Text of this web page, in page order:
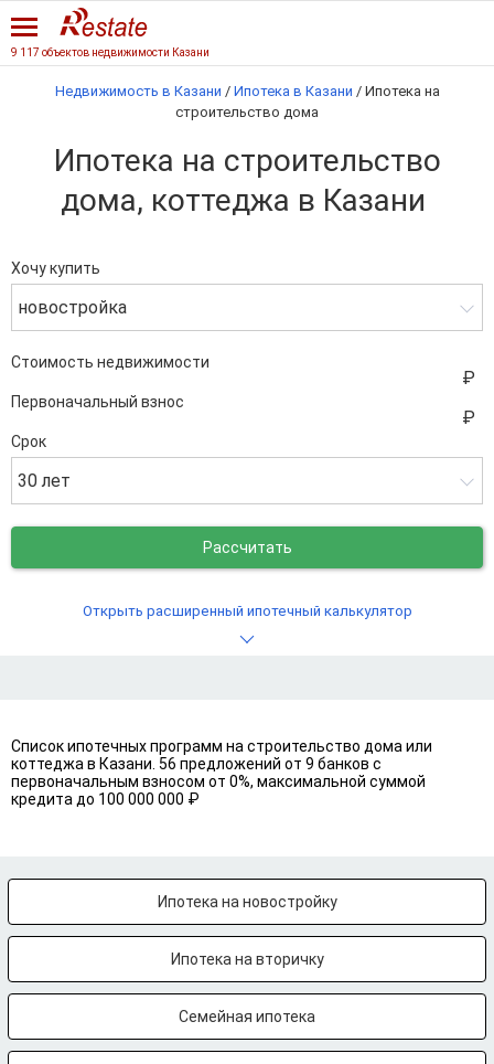
9 117 объектов недвижимости Казани
Недвижимость в Казани / Ипотека в Казани / Ипотека на
строительство дома
Ипотека на строительство
дома, коттеджа в Казани
Хочу купить
новостройка
Стоимость недвижимости
Первоначальный взнос
Срок
30 лет
Рассчитать
Открыть расширенный ипотечный калькулятор
Список ипотечных программ на строительство дома или
коттеджа в Казани. 56 предложений от 9 банков с
первоначальным взносом от 0%, максимальной суммой
кредита до 100 000 000 ₽
Ипотека на новостройку
Ипотека на вторичку
Семейная ипотека